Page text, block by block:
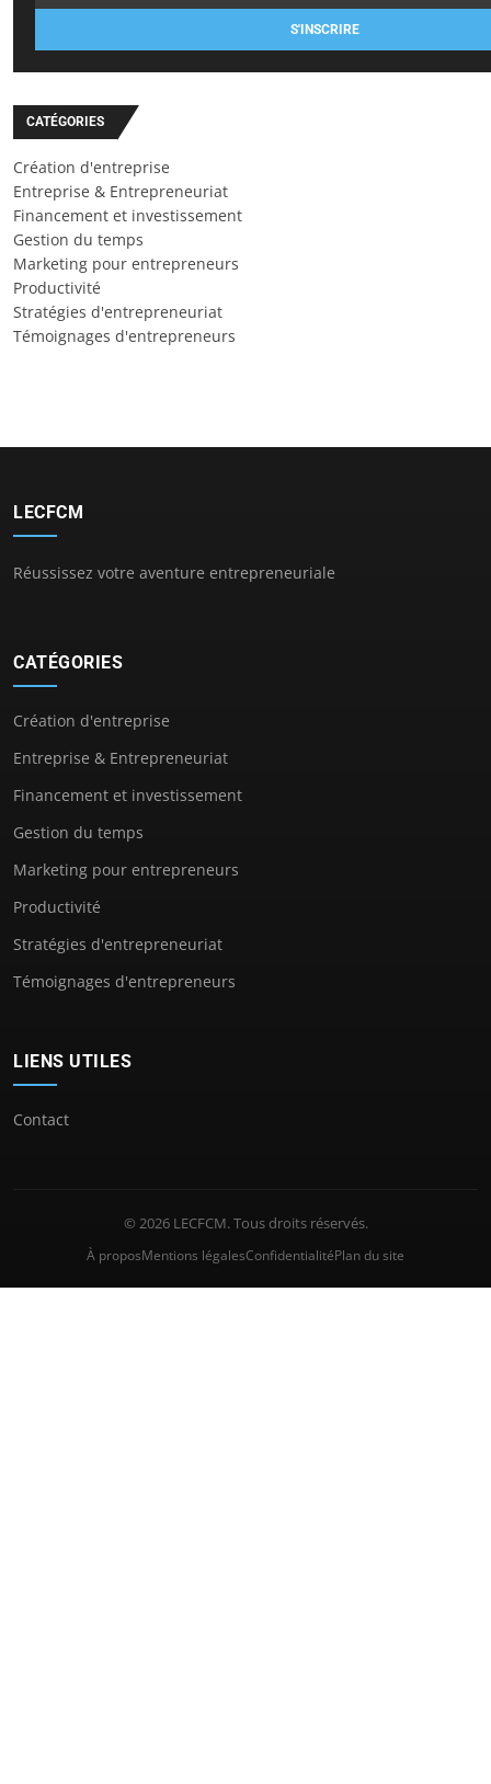
S'INSCRIRE
CATÉGORIES
Création d'entreprise
Entreprise & Entrepreneuriat
Financement et investissement
Gestion du temps
Marketing pour entrepreneurs
Productivité
Stratégies d'entrepreneuriat
Témoignages d'entrepreneurs
LECFCM
Réussissez votre aventure entrepreneuriale
CATÉGORIES
Création d'entreprise
Entreprise & Entrepreneuriat
Financement et investissement
Gestion du temps
Marketing pour entrepreneurs
Productivité
Stratégies d'entrepreneuriat
Témoignages d'entrepreneurs
LIENS UTILES
Contact
© 2026 LECFCM. Tous droits réservés.
À proposMentions légalesConfidentialitéPlan du site